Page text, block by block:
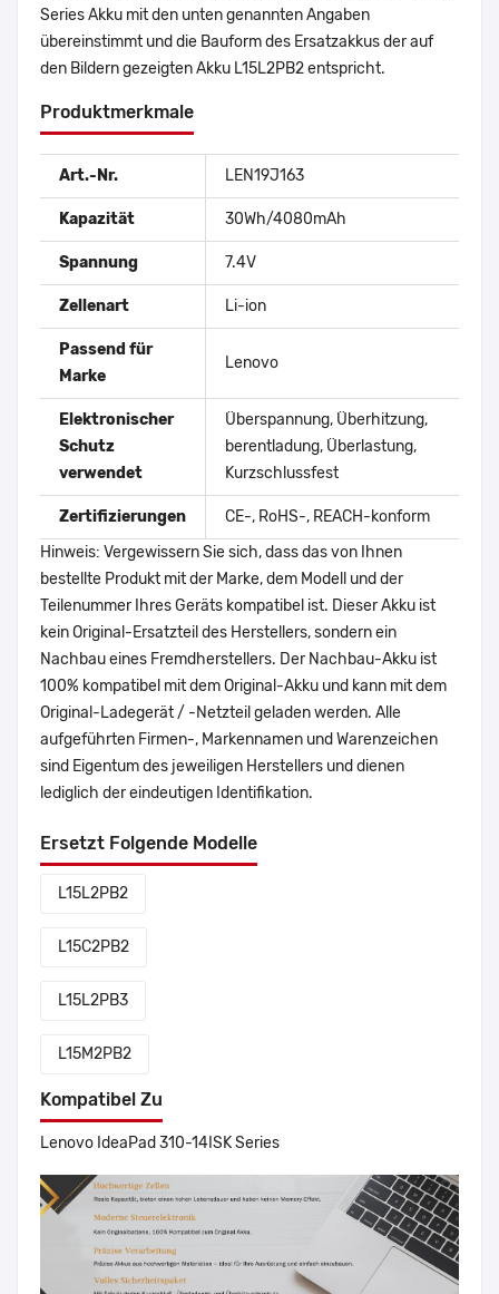
Series Akku mit den unten genannten Angaben
übereinstimmt und die Bauform des Ersatzakkus der auf
den Bildern gezeigten Akku L15L2PB2 entspricht.
Produktmerkmale
Art.-Nr. LEN19J163
Kapazität 30Wh/4080mAh
Spannung 7.4V
Zellenart Li-ion
Passend für
Marke
Lenovo
Elektronischer
Schutz
verwendet
Überspannung, Überhitzung,
berentladung, Überlastung,
Kurzschlussfest
Zertifizierungen
CE-, RoHS-, REACH-konform
Hinweis: Vergewissern Sie sich, dass das von Ihnen
bestellte Produkt mit der Marke, dem Modell und der
Teilenummer Ihres Geräts kompatibel ist. Dieser Akku ist
kein Original-Ersatzteil des Herstellers, sondern ein
Nachbau eines Fremdherstellers. Der Nachbau-Akku ist
100% kompatibel mit dem Original-Akku und kann mit dem
Original-Ladegerät / -Netzteil geladen werden. Alle
aufgeführten Firmen-, Markennamen und Warenzeichen
sind Eigentum des jeweiligen Herstellers und dienen
lediglich der eindeutigen Identifikation.
Ersetzt Folgende Modelle
L15L2PB2
L15C2PB2
L15L2PB3
L15M2PB2
Kompatibel Zu
Lenovo IdeaPad 310-14ISK Series